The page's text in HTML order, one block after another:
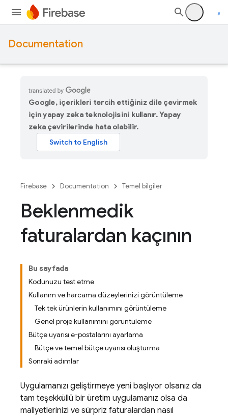
Documentation
Google, içerikleri tercih ettiğiniz dile çevirmek
için yapay zeka teknolojisini kullanır. Yapay
zeka çevirilerinde hata olabilir.
Firebase Documentation Temel bilgiler
Beklenmedik
faturalardan kaçının
Bu sayfada
Kodunuzu test etme
Kullanım ve harcama düzeylerinizi görüntüleme
Tek tek ürünlerin kullanımını görüntüleme
Genel proje kullanımını görüntüleme
Bütçe uyarısı e-postalarını ayarlama
Bütçe ve temel bütçe uyarısı oluşturma
Sonraki adımlar
Uygulamanızı geliştirmeye yeni başlıyor olsanız da
tam teşekküllü bir üretim uygulamanız olsa da
maliyetlerinizi ve sürpriz faturalardan nasıl